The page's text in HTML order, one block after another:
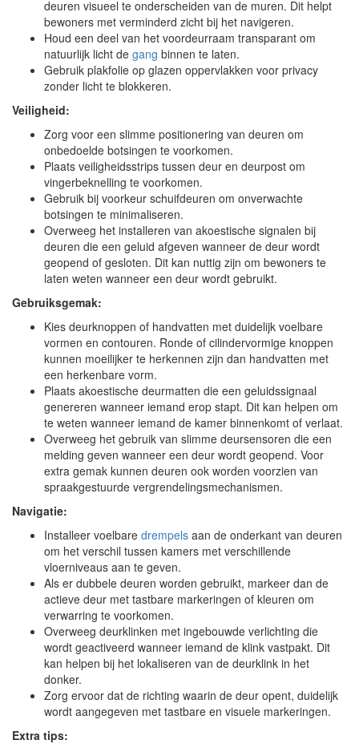
deuren visueel te onderscheiden van de muren. Dit helpt
bewoners met verminderd zicht bij het navigeren.
Houd een deel van het voordeurraam transparant om
natuurlijk licht de gang binnen te laten.
Gebruik plakfolie op glazen oppervlakken voor privacy
zonder licht te blokkeren.
Veiligheid:
Zorg voor een slimme positionering van deuren om
onbedoelde botsingen te voorkomen.
Plaats veiligheidsstrips tussen deur en deurpost om
vingerbeknelling te voorkomen.
Gebruik bij voorkeur schuifdeuren om onverwachte
botsingen te minimaliseren.
Overweeg het installeren van akoestische signalen bij
deuren die een geluid afgeven wanneer de deur wordt
geopend of gesloten. Dit kan nuttig zijn om bewoners te
laten weten wanneer een deur wordt gebruikt.
Gebruiksgemak:
Kies deurknoppen of handvatten met duidelijk voelbare
vormen en contouren. Ronde of cilindervormige knoppen
kunnen moeilijker te herkennen zijn dan handvatten met
een herkenbare vorm.
Plaats akoestische deurmatten die een geluidssignaal
genereren wanneer iemand erop stapt. Dit kan helpen om
te weten wanneer iemand de kamer binnenkomt of verlaat.
Overweeg het gebruik van slimme deursensoren die een
melding geven wanneer een deur wordt geopend. Voor
extra gemak kunnen deuren ook worden voorzien van
spraakgestuurde vergrendelingsmechanismen.
Navigatie:
Installeer voelbare drempels aan de onderkant van deuren
om het verschil tussen kamers met verschillende
vloerniveaus aan te geven.
Als er dubbele deuren worden gebruikt, markeer dan de
actieve deur met tastbare markeringen of kleuren om
verwarring te voorkomen.
Overweeg deurklinken met ingebouwde verlichting die
wordt geactiveerd wanneer iemand de klink vastpakt. Dit
kan helpen bij het lokaliseren van de deurklink in het
donker.
Zorg ervoor dat de richting waarin de deur opent, duidelijk
wordt aangegeven met tastbare en visuele markeringen.
Extra tips: